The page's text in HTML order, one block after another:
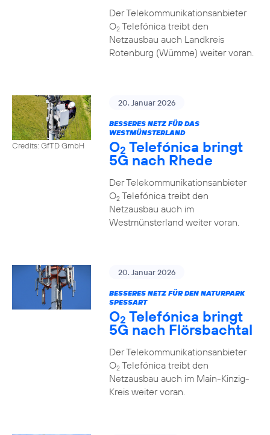
Der Telekommunikationsanbieter
O2Telefónica treibt den
Netzausbau auch Landkreis
Rotenburg (Wümme) weiter voran.
Credits: GfTD GmbH
20. Januar 2026
BESSERES NETZ FÜR DAS
WESTMÜNSTERLAND
O2 Telefónica bringt
5G nach Rhede
Der Telekommunikationsanbieter
O2Telefónica treibt den
Netzausbau auch im
Westmünsterland weiter voran.
20. Januar 2026
BESSERES NETZ FÜR DEN NATURPARK
SPESSART
O2 Telefónica bringt
5G nach Flörsbachtal
Der Telekommunikationsanbieter
O2Telefónica treibt den
Netzausbau auch im Main-Kinzig-
Kreis weiter voran.